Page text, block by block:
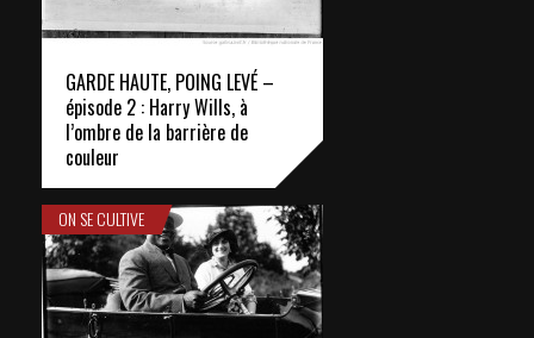
GARDE HAUTE, POING LEVÉ –
épisode 2 : Harry Wills, à
l’ombre de la barrière de
couleur
ON SE CULTIVE